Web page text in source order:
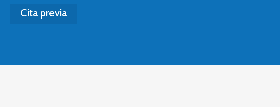
Cita previa